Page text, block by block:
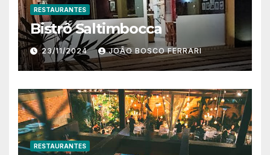
RESTAURANTES
Bistrô Saltimbocca
23/11/2024 JOÃO BOSCO FERRARI
RESTAURANTES